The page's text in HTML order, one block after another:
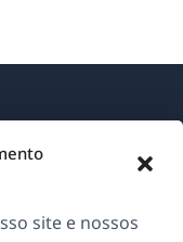
site e nossos